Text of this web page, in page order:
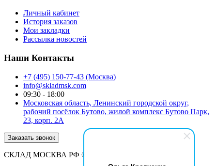
Личный кабинет
История заказов
Мои закладки
Рассылка новостей
Наши Контакты
+7 (495) 150-77-43 (Москва)
info@skladmsk.com
09:30 - 18:00
Московская область, Ленинский городской округ,
рабочий посёлок Бутово, жилой комплекс Бутово Парк,
23, корп. 2А
Заказать звонок
СКЛАД МОСКВА РФ © 2026